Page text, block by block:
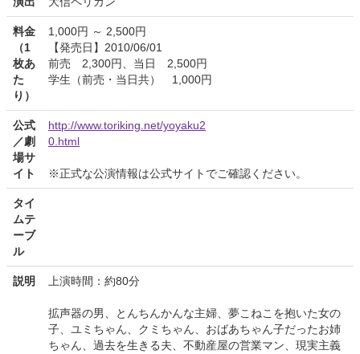
料金
（1
枚あ
た
り）
1,000円 ～ 2,500円
【発売日】2010/06/01
前売 2,300円、当日 2,500円
学生（前売・当日共） 1,000円
公式
／劇
場サ
イト
http://www.toriking.net/yoyaku2
0.html
※正式な公演情報は公式サイトでご確認ください。
タイ
ムテ
ーブ
ル
説明 上演時間：約80分
拡声器の男、とんちんかんな主婦、夢こねこを抱いた女の
子、ユミちゃん、クミちゃん、おばあちゃん子だったお姉
ちゃん、過去を生きる夫、不動産屋の営業マン、現実主義